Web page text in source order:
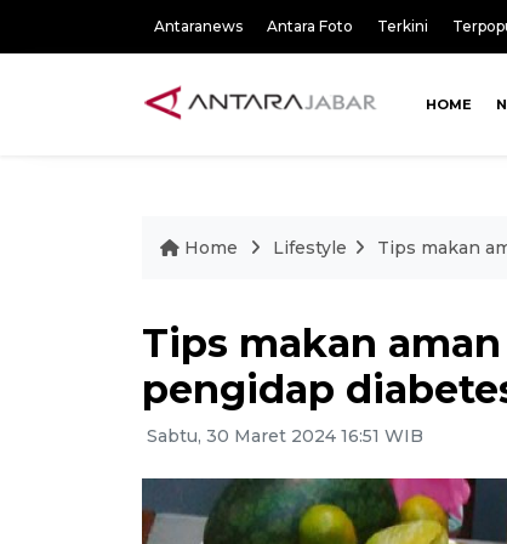
Antaranews Antara Foto Terkini
HOME
Home Lifestyle Tips makan
Tips makan
pengidap
Sabtu, 30 Maret 2024 16:51 WIB